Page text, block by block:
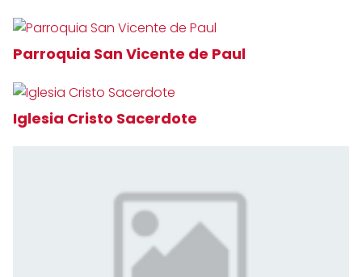
Parroquia San Vicente de Paul
Iglesia Cristo Sacerdote